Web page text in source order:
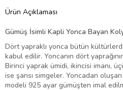
Ürün Açıklaması
Gümüş İsimli Kapli Yonca Bayan
Dört yapraklı yonca bütün
kabul edilir. Yoncanın dört
Birinci yaprak ümidi, ikincisi imanı,
ise şansı simgeler. Yoncadan
modeli 925 ayar gümüşten imal